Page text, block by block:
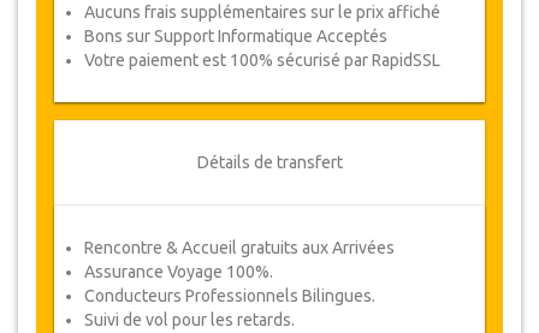
Aucuns frais supplémentaires sur le prix affiché
Bons sur Support Informatique Acceptés
Votre paiement est 100% sécurisé par RapidSSL
Détails de transfert
Rencontre & Accueil gratuits aux Arrivées
Assurance Voyage 100%.
Conducteurs Professionnels Bilingues.
Suivi de vol pour les retards.